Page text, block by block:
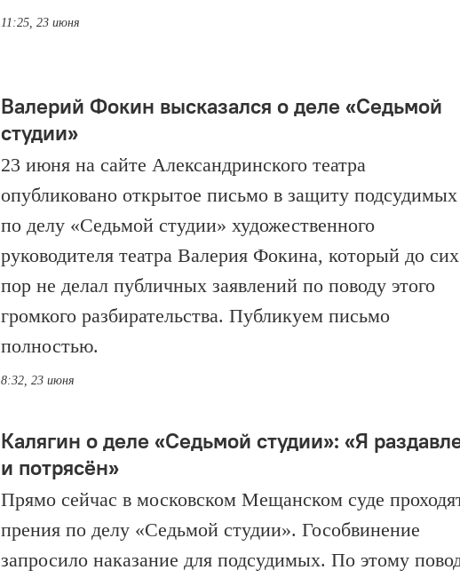
11:25, 23 июня
Валерий Фокин высказался о деле «Седьмой
студии»
23 июня на сайте Александринского театра
опубликовано открытое письмо в защиту подсудимых
по делу «Седьмой студии» художественного
руководителя театра Валерия Фокина, который до сих
пор не делал публичных заявлений по поводу этого
громкого разбирательства. Публикуем письмо
полностью.
8:32, 23 июня
Калягин о деле «Седьмой студии»: «Я
и потрясён»
Прямо сейчас в московском Мещанском суде
прения по делу «Седьмой студии». Гособвинение
запросило наказание для подсудимых. По этому